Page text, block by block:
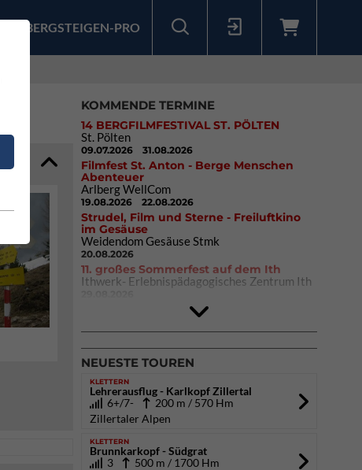
BERGSTEIGEN-PRO
KOMMENDE TERMINE
14 BERGFILMFESTIVAL ST. PÖLTEN
St. Pölten
09.07.2026 31.08.2026
Filmfest St. Anton - Berge Menschen
Abenteuer
Arlberg WellCom
19.08.2026 22.08.2026
Strudel, Film und Sterne - Freiluftkino
im Gesäuse
Weidendom Gesäuse Stmk
20.08.2026
11. großes Sommerfest auf dem Ith
Ithwerk- Erlebnispädagogisches Zentrum Ith
02.10.202604.10.2026
NEUESTE TOUREN
KLETTERN
Lehrerausflug - Karlkopf Zillertal
6+/7-
200 m / 570 Hm
Zillertaler Alpen
KLETTERN
Brunnkarkopf - Südgrat
3
500 m / 1700 Hm